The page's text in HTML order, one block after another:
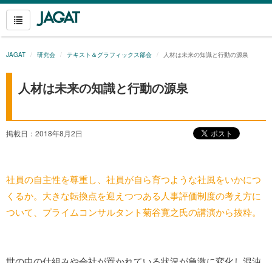
JAGAT 研究会 テキスト＆グラフィックス部会 人材は未来の知識と行動の源泉
人材は未来の知識と行動の源泉
掲載日：2018年8月2日
社員の自主性を尊重し、社員が自ら育つような社風をいかにつ
くるか。大きな転換点を迎えつつある人事評価制度の考え方に
ついて、プライムコンサルタント菊谷寛之氏の講演から抜粋。